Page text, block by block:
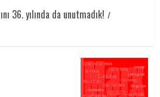
36. yılında da unutmadık!